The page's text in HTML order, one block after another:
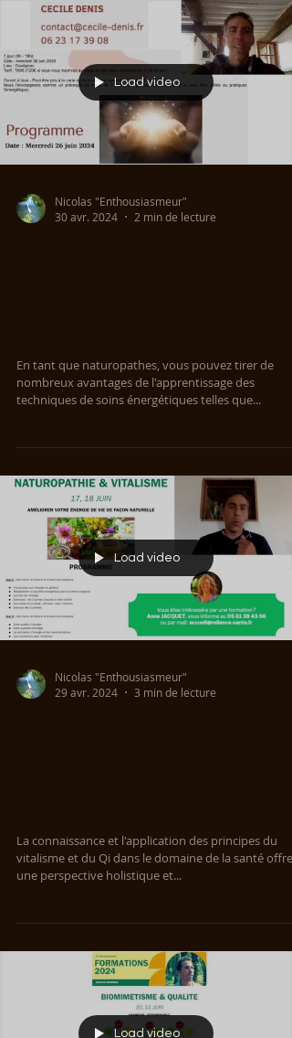
Load video
Nicolas "Enthousiasmeur"
30 avr. 2024
2 min de lecture
En tant que naturopathes, vous pouvez tirer de
nombreux avantages de l'apprentissage des
techniques de soins énergétiques telles que...
Load video
Nicolas "Enthousiasmeur"
29 avr. 2024
3 min de lecture
La connaissance et l'application des principes du
vitalisme et du Qi dans le domaine de la santé
une perspective holistique et...
Load video